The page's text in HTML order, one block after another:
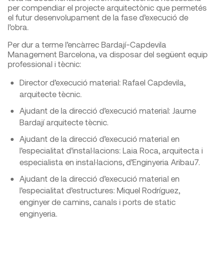
per compendiar el projecte arquitectònic que permetés
el futur desenvolupament de la fase d’execució de
l’obra.
Per dur a terme l’encàrrec Bardají-Capdevila
Management Barcelona, va disposar del següent equip
professional i tècnic:
Director d’execució material: Rafael Capdevila,
arquitecte tècnic.
Ajudant de la direcció d’execució material: Jaume
Bardají arquitecte tècnic.
Ajudant de la direcció d’execució material en
l’especialitat d’instal·lacions: Laia Roca, arquitecta i
especialista en instal·lacions, d’Enginyeria Aribau7.
Ajudant de la direcció d’execució material en
l’especialitat d’estructures: Miquel Rodríguez,
enginyer de camins, canals i ports de static
enginyeria.